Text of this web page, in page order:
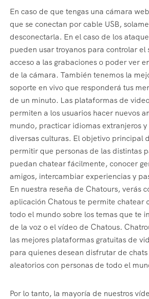
En caso de que tengas una cámara
que se conectan por cable USB,
desconectarla. En el caso de los
pueden usar troyanos para controlar el
acceso a las grabaciones o poder ver
de la cámara. También tenemos la
soporte en vivo que responderá tus
de un minuto. Las plataformas de
permiten a los usuarios hacer nuevos
mundo, practicar idiomas extranjeros
diversas culturas. El objetivo principal
permitir que personas de las distintas
puedan chatear fácilmente, conocer
amigos, intercambiar experiencias y
En nuestra reseña de Chatours, verás
aplicación Chatous te permite chatear
todo el mundo sobre los temas que te
de la voz o el vídeo de Chatous.
las mejores plataformas gratuitas de
para quienes desean disfrutar de
aleatorios con personas de todo el
Por lo tanto, la mayoría de nuestros